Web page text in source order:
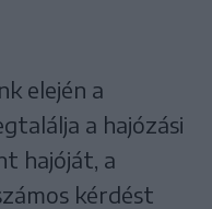
elején a
a hajózási
hajóját, a
kérdést